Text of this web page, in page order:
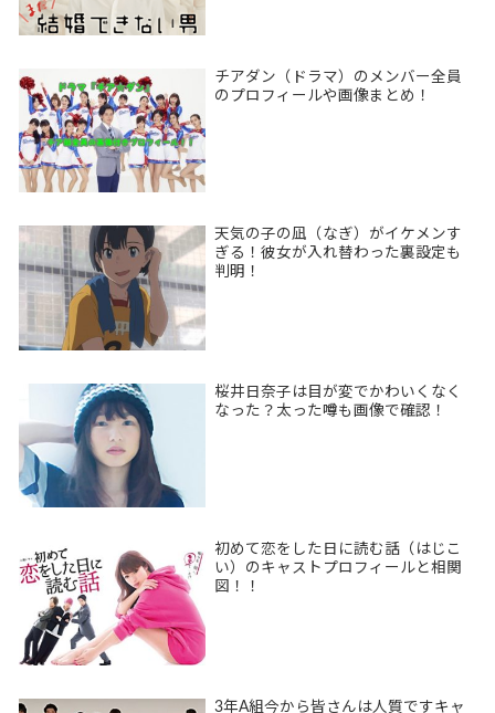
チアダン（ドラマ）のメンバー全員
のプロフィールや画像まとめ！
天気の子の凪（なぎ）がイケメンす
ぎる！彼女が入れ替わった裏設定も
判明！
桜井日奈子は目が変でかわいくなく
なった？太った噂も画像で確認！
初めて恋をした日に読む話（はじこ
い）のキャストプロフィールと相関
図！！
3年A組今から皆さんは人質ですキャ